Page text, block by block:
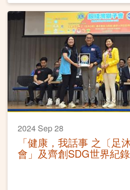
2024 Sep 28
「健康，我話事 之〔足
會」及齊創SDG世界紀錄